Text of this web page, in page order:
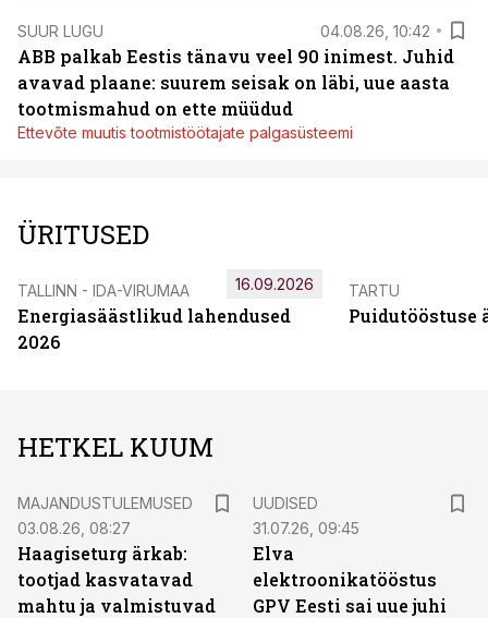
SUUR LUGU 04.08.26, 10:42
ABB palkab Eestis tänavu veel 90 inimest. Juhid
avavad plaane: suurem seisak on läbi, uue aasta
tootmismahud on ette müüdud
Ettevõte muutis tootmistöötajate palgasüsteemi
ÜRITUSED
TALLINN - IDA-VIRUMAA
Energiasäästlikud lahendused
2026
16.09.2026 TARTU
Puidutööstuse
HETKEL KUUM
MAJANDUSTULEMUSED
03.08.26, 08:27
Haagiseturg ärkab:
tootjad kasvatavad
mahtu ja valmistuvad
UUDISED
31.07.26, 09:45
Elva
elektroonikatööstus
GPV Eesti sai uue juhi